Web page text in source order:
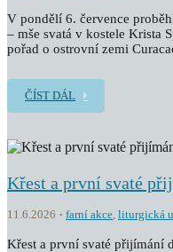
V pondělí 6. července
– mše svatá v kostele Krista
pořad o ostrovní zemi
ČÍST DÁL
Křest a první svaté
11.6.2026 farní akce, liturgická
Křest a první svaté přijímání